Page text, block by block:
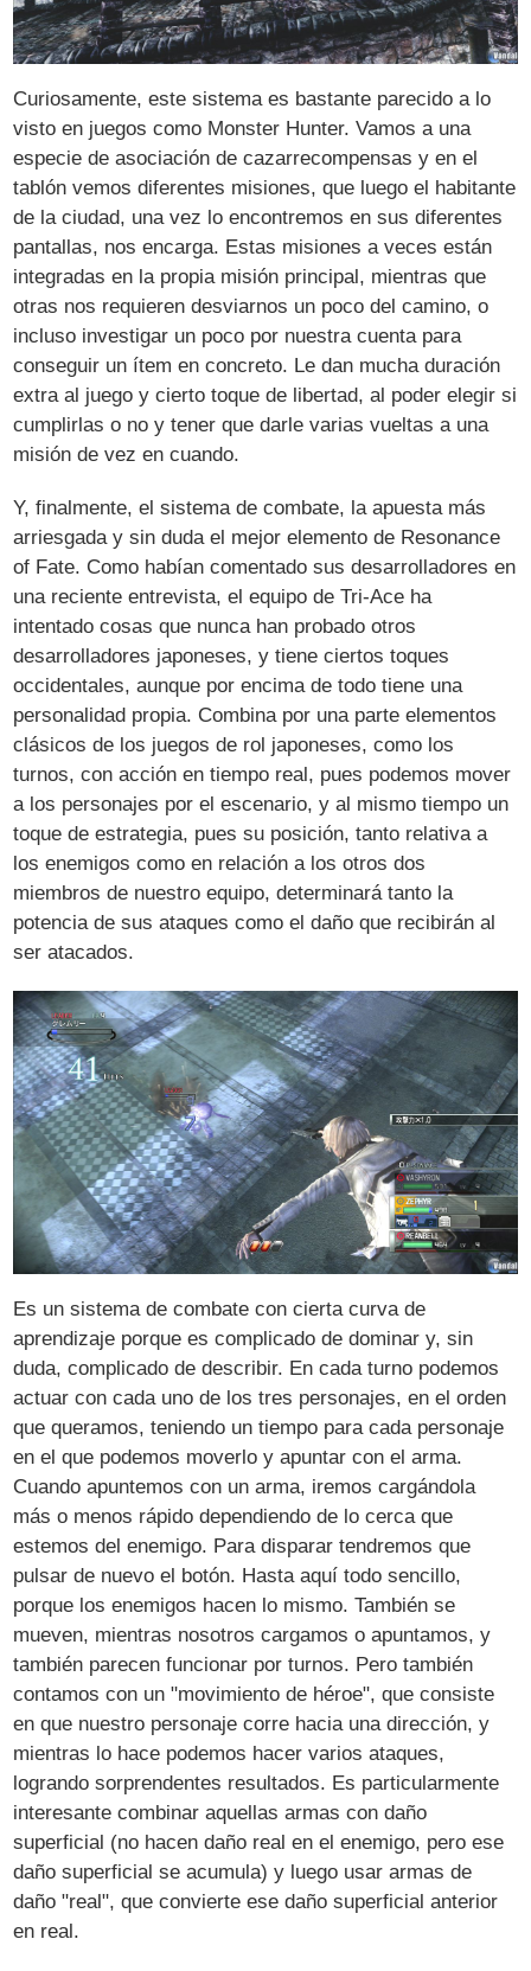
Curiosamente, este sistema es bastante parecido a lo
visto en juegos como Monster Hunter. Vamos a una
especie de asociación de cazarrecompensas y en el
tablón vemos diferentes misiones, que luego el habitante
de la ciudad, una vez lo encontremos en sus diferentes
pantallas, nos encarga. Estas misiones a veces están
integradas en la propia misión principal, mientras que
otras nos requieren desviarnos un poco del camino, o
incluso investigar un poco por nuestra cuenta para
conseguir un ítem en concreto. Le dan mucha duración
extra al juego y cierto toque de libertad, al poder elegir si
cumplirlas o no y tener que darle varias vueltas a una
misión de vez en cuando.
Y, finalmente, el sistema de combate, la apuesta más
arriesgada y sin duda el mejor elemento de Resonance
of Fate. Como habían comentado sus desarrolladores en
una reciente entrevista, el equipo de Tri-Ace ha
intentado cosas que nunca han probado otros
desarrolladores japoneses, y tiene ciertos toques
occidentales, aunque por encima de todo tiene una
personalidad propia. Combina por una parte elementos
clásicos de los juegos de rol japoneses, como los
turnos, con acción en tiempo real, pues podemos mover
a los personajes por el escenario, y al mismo tiempo un
toque de estrategia, pues su posición, tanto relativa a
los enemigos como en relación a los otros dos
miembros de nuestro equipo, determinará tanto la
potencia de sus ataques como el daño que recibirán al
ser atacados.
Es un sistema de combate con cierta curva de
aprendizaje porque es complicado de dominar y, sin
duda, complicado de describir. En cada turno podemos
actuar con cada uno de los tres personajes, en el orden
que queramos, teniendo un tiempo para cada personaje
en el que podemos moverlo y apuntar con el arma.
Cuando apuntemos con un arma, iremos cargándola
más o menos rápido dependiendo de lo cerca que
estemos del enemigo. Para disparar tendremos que
pulsar de nuevo el botón. Hasta aquí todo sencillo,
porque los enemigos hacen lo mismo. También se
mueven, mientras nosotros cargamos o apuntamos, y
también parecen funcionar por turnos. Pero también
contamos con un "movimiento de héroe", que consiste
en que nuestro personaje corre hacia una dirección, y
mientras lo hace podemos hacer varios ataques,
logrando sorprendentes resultados. Es particularmente
interesante combinar aquellas armas con daño
superficial (no hacen daño real en el enemigo, pero ese
daño superficial se acumula) y luego usar armas de
daño "real", que convierte ese daño superficial anterior
en real.